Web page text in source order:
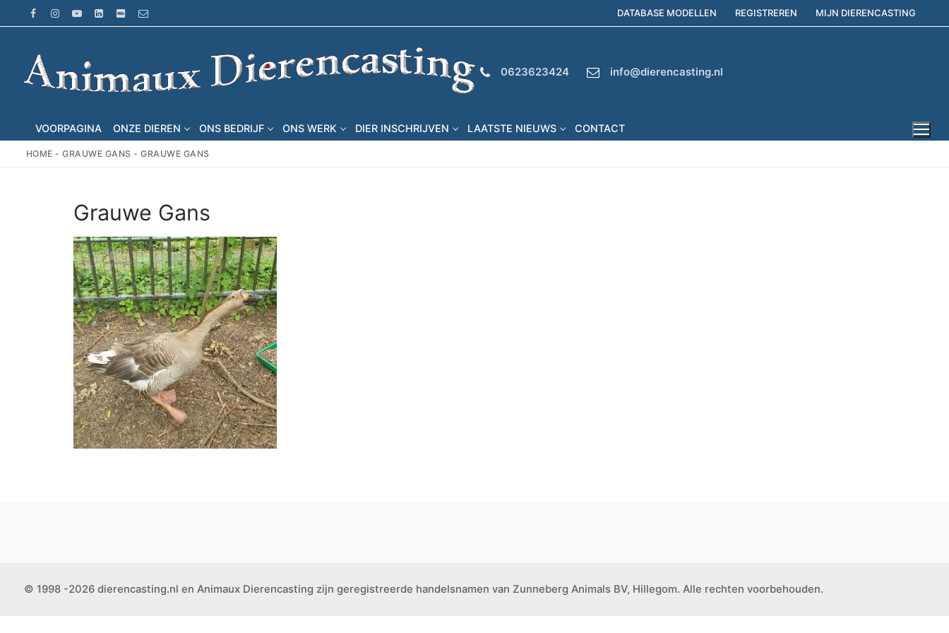
naar
inhoud
DATABASE MODELLEN REGISTREREN MIJN DIERENCASTING
0623623424 info@dierencasting.nl
VOORPAGINA ONZE DIEREN ONS BEDRIJF ONS WERK DIER INSCHRIJVEN LAATSTE NIEUWS CONTACT
HOME -GRAUWE GANS -GRAUWE GANS
Grauwe Gans
© 1998 -2026 dierencasting.nl en Animaux Dierencasting zijn geregistreerde handelsnamen van Zunneberg Animals BV, Hillegom. Alle rechten voorbehouden.